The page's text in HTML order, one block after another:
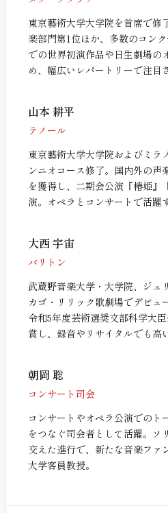
東京藝術大学大学院を首席で修
楽部門第1位ほか、多数のコン
での世界初演作品や日生劇場の
め、幅広いレパートリーで注目
山本 耕平
テノール
東京藝術大学大学院およびミラ
ンニオコース修了。国内外の声
を獲得し、二期会公演『椿姫』
演。オペラとコンサートで活躍
大西 宇宙
バリトン
武蔵野音楽大学・大学院、ジュ
カゴ・リリック歌劇場でデビュ
令和5年度芸術選奨文部科学大
賞し、録音やリサイタルでも高
朝岡 聡
コンサート司会
コンサートやオペラ公演でのト
をつなぐ司会者として活躍。ソ
交えた進行で、新たな音楽ファ
大学客員教授。